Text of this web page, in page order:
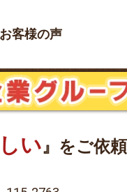
お客様の声
い』をご依